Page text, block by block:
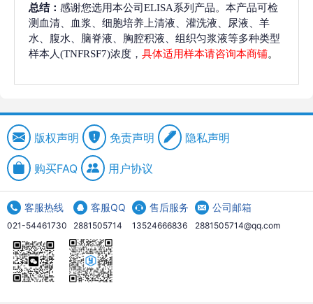
总结： 感谢您选用本公司ELISA系列产品。本产品可检
测血清、血浆、细胞培养上清液、灌洗液、尿液、羊
水、腹水、脑脊液、胸腔积液、组织匀浆液等多种类型
样本人(TNFRSF7)浓度， 具体适用样本请咨询本商铺。
版权声明 免责声明 隐私声明
购买FAQ 用户协议
客服热线
021-54461730
客服QQ
2881505714
售后服务
13524666836
公司邮箱
2881505714@qq.com